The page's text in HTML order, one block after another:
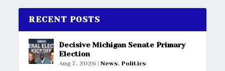
RECENT POSTS
Decisive Michigan Senate Primary
Election
Aug 7, 2026 |News,Politics